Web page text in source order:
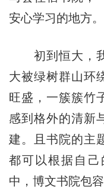
安心学习的地方。
初到恒大，我
大被绿树群山环
旺盛，一簇簇竹
感到格外的清新
建。且书院的主
都可以根据自
中，博文书院包